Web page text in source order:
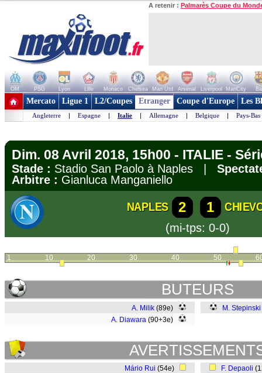
A retenir : Palmarès Coupe du
OM PSG Lyon Lille Monaco Chelsea Man Utd Arsenal Liverpool ManCity
+ de clubs
Mercato Ligue 1 L2/Coupes Etranger Coupe d'Europe Les
Angleterre | Espagne | Italie | Allemagne | Belgique | Pays-Bas
Dim. 08 Avril 2018, 15h00 - ITALIE -
Stade : Stadio San Paolo à Naples |
Arbitre : Gianluca Manganiello
NAPLES 2 1
(mi-tps: 0-0)
1 10 20 30 40 50
BUTEURS
A. Milik (89e)
A. Diawara (90+3e)
M. Stepinski
Mário Rui (54e)
F. Depaoli